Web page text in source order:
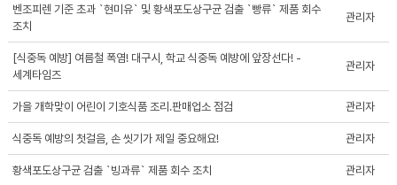
벤조피렌 기준 초과 `현미유` 및 황색포도상구균 검출 `빵류` 제품 회수
조치
관리자
[식중독 예방] 여름철 폭염! 대구시, 학교 식중독 예방에 앞장선다! -
세계타임즈
관리자
가을 개학맞이 어린이 기호식품 조리.판매업소 점검 관리자
식중독 예방의 첫걸음, 손 씻기가 제일 중요해요! 관리자
황색포도상구균 검출 `빙과류` 제품 회수 조치 관리자